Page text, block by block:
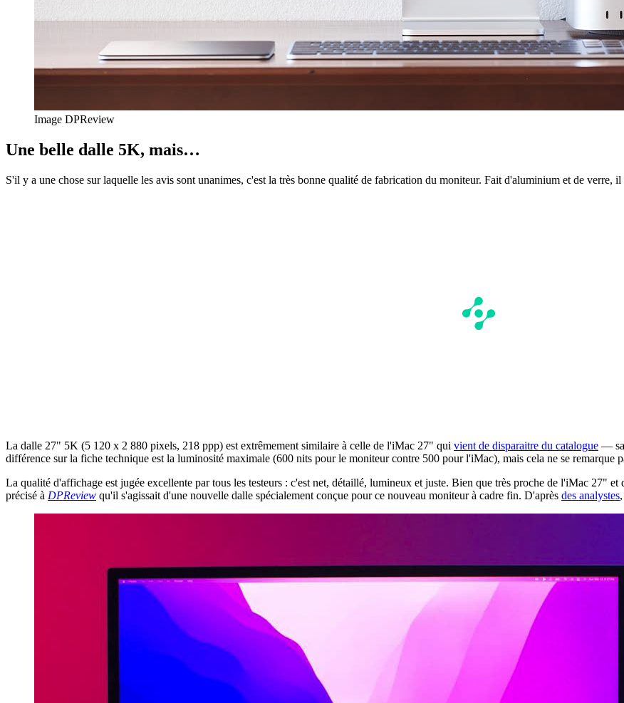
Image DPReview
Une belle dalle 5K, mais…
S'il y a une chose sur laquelle les avis sont unanimes, c'est la très bonne qualité de fabrication du moniteur. Fait d'aluminium et de verre, il
La dalle 27" 5K (5 120 x 2 880 pixels, 218 ppp) est extrêmement similaire à celle de l'iMac 27" qui vient de disparaitre du catalogue —
différence sur la fiche technique est la luminosité maximale (600 nits pour le moniteur contre 500 pour l'iMac), mais cela ne se remarque
La qualité d'affichage est jugée excellente par tous les testeurs : c'est net, détaillé, lumineux et juste. Bien que très proche de l'iMac 27" et
précisé à DPReview qu'il s'agissait d'une nouvelle dalle spécialement conçue pour ce nouveau moniteur à cadre fin. D'après des analystes